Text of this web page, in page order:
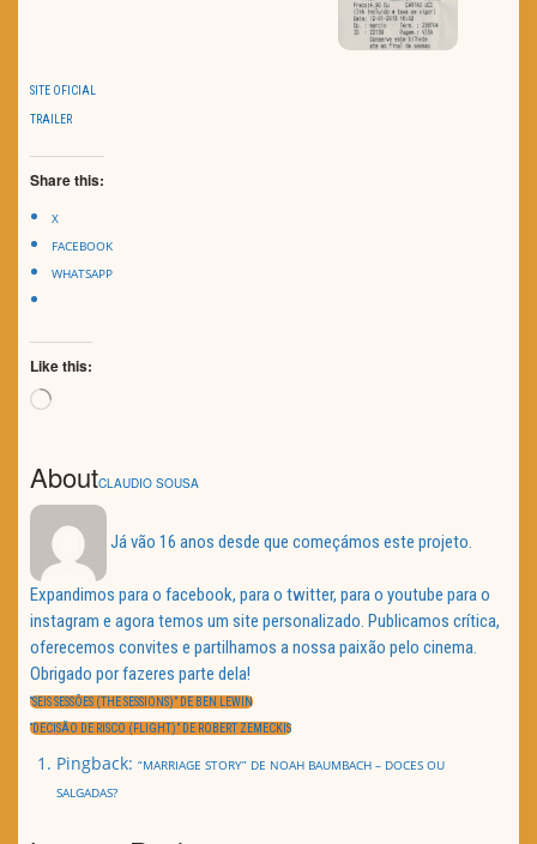
SITE OFICIAL
TRAILER
Share this:
X
FACEBOOK
WHATSAPP
Like this:
Loading…
AboutCLAUDIO SOUSA
Já vão 16 anos desde que começámos este projeto.
Expandimos para o facebook, para o twitter, para o youtube para o
instagram e agora temos um site personalizado. Publicamos crítica,
oferecemos convites e partilhamos a nossa paixão pelo cinema.
Obrigado por fazeres parte dela!
Navegação
de
artigos
PREVIOUS
POST:
“SEIS SESSÕES (THE SESSIONS)” DE BEN LEWIN
NEXT
POST:
“DECISÃO DE RISCO (FLIGHT)” DE ROBERT ZEMECKIS
Pingback:“MARRIAGE STORY” DE NOAH BAUMBACH – DOCES OU
SALGADAS?